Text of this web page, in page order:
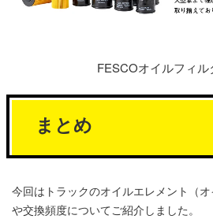
FESCOオイルフィル
まとめ
今回はトラックのオイルエレメント（
や交換頻度についてご紹介しました。